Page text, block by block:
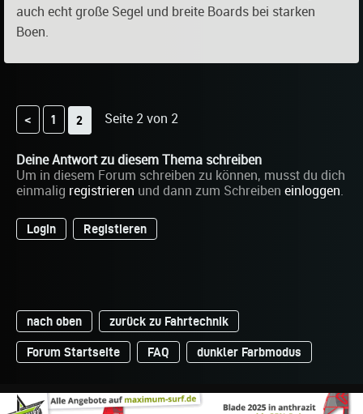
auch echt große Segel und breite Boards bei starken
Boen.
< 1 2 Seite 2 von 2
Deine Antwort zu diesem Thema schreiben
Um in diesem Forum schreiben zu können, musst du dich
einmalig registrieren und dann zum Schreiben einloggen.
Login Registieren
nach oben zurück zu Fahrtechnik
Forum Startseite FAQ dunkler Farbmodus